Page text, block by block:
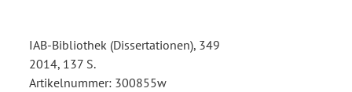
IAB-Bibliothek (Dissertationen), 349
2014, 137 S.
Artikelnummer: 300855w